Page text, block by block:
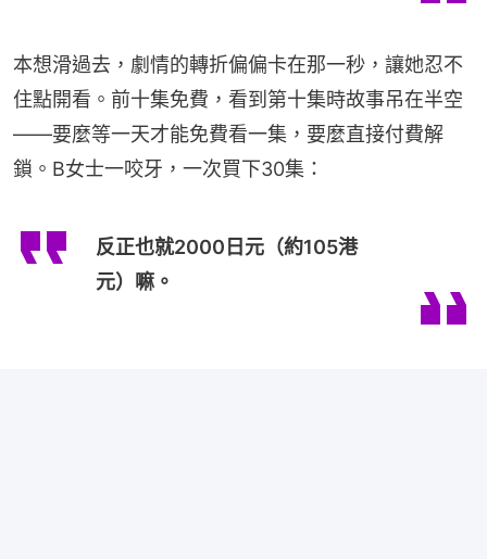
本想滑過去，劇情的轉折偏偏卡在那一秒，讓她忍不
住點開看。前十集免費，看到第十集時故事吊在半空
——要麼等一天才能免費看一集，要麼直接付費解
鎖。B女士一咬牙，一次買下30集：
反正也就2000日元（約105港
元）嘛。